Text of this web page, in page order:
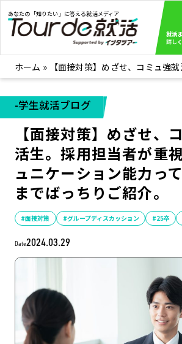
あなたの「知りたい」に答える就活メディア
就活
詳し
就活ノウハウ
企業まる見え！特捜部
みんなが知らない企業の裏側を徹底
インタツアー活動レ
インタツアーを使ってどうだった
社会人インタビュー
社会人になった今、就活を振り返っ
学生就活ブログ
学生ライターが教える、今就活で
ホーム » 【面接対策】めざせ、コミュ強
-学生就活ブログ
【面接対策】めざせ、
活生。採用担当者が重
ュニケーション能力っ
までばっちりご紹介。
#面接対策 #グループディスカッション #25卒
Date2024.03.29